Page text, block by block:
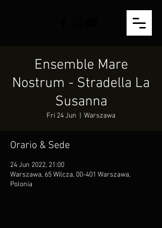
Ensemble Mare
Nostrum - Stradella La
Susanna
Fri 24 Jun Warszawa
Orario & Sede
24 Jun 2022, 21:00
Warszawa, 65 Wilcza, 00-401 Warszawa,
Polonia